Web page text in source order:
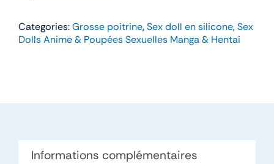
Categories:Grosse poitrine,Sex doll en silicone,Sex
Dolls Anime & Poupées Sexuelles Manga & Hentai
Informations complémentaires